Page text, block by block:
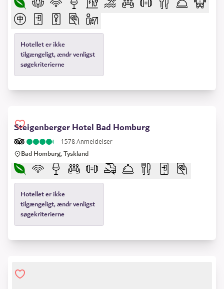
Hotellet er ikke
tilgængeligt, ændr venligst
søgekriterierne
Steigenberger Hotel Bad Homburg
1578Anmeldelser
Bad Homburg, Tyskland
Hotellet er ikke
tilgængeligt, ændr venligst
søgekriterierne